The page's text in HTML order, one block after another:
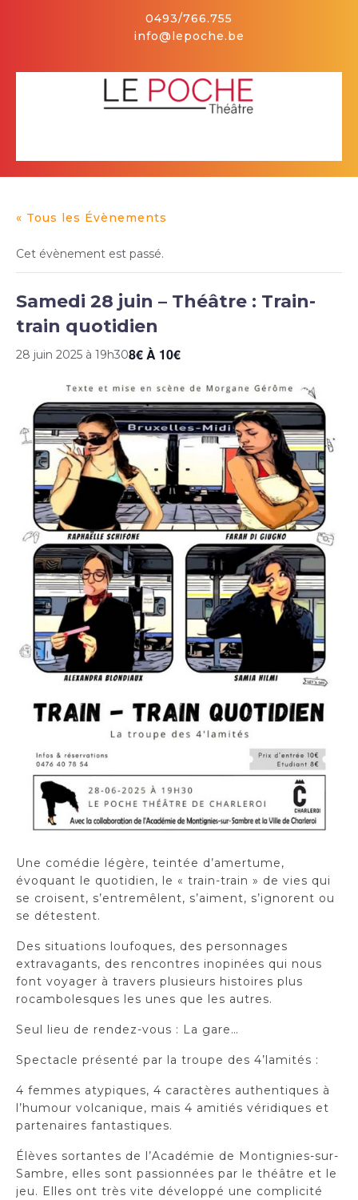
0493/766.755
info@lepoche.be
Button
« Tous les Évènements
Cet évènement est passé.
Samedi 28 juin – Théâtre : Train-
train quotidien
28 juin 2025 à 19h308€ À 10€
Une comédie légère, teintée d’amertume,
évoquant le quotidien, le « train-train » de vies qui
se croisent, s’entremêlent, s’aiment, s’ignorent ou
se détestent.
Des situations loufoques, des personnages
extravagants, des rencontres inopinées qui nous
font voyager à travers plusieurs histoires plus
rocambolesques les unes que les autres.
Seul lieu de rendez-vous : La gare…
Spectacle présenté par la troupe des 4’lamités :
4 femmes atypiques, 4 caractères authentiques à
l’humour volcanique, mais 4 amitiés véridiques et
partenaires fantastiques.
Élèves sortantes de l’Académie de Montignies-sur-
Sambre, elles sont passionnées par le théâtre et le
jeu. Elles ont très vite développé une complicité